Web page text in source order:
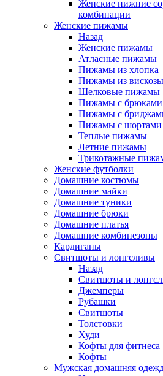
Женские нижние
комбинации
Женские пижамы
Назад
Женские пижамы
Атласные пижамы
Пижамы из хлопка
Пижамы из вискозы
Шелковые пижамы
Пижамы с брюками
Пижамы с
Пижамы с шортами
Теплые пижамы
Летние пижамы
Трикотажные
Женские футболки
Домашние костюмы
Домашние майки
Домашние туники
Домашние брюки
Домашние платья
Домашние комбинезоны
Кардиганы
Свитшоты и лонгсливы
Назад
Свитшоты и
Джемперы
Рубашки
Свитшоты
Толстовки
Худи
Кофты для фитнеса
Кофты
Мужская домашняя